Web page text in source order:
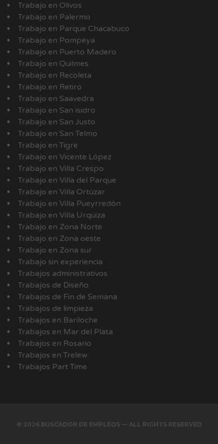
Trabajo en Olivos
Trabajo en Palermo
Trabajo en Parque Chacabuco
Trabajo en Pompeya
Trabajo en Puerto Madero
Trabajo en Quilmes
Trabajo en Recoleta
Trabajo en Retiro
Trabajo en Saavedra
Trabajo en San isidro
Trabajo en San Justo
Trabajo en San Telmo
Trabajo en Tigre
Trabajo en Vicente López
Trabajo en Villa Crespo
Trabajo en Villa del Parque
Trabajo en Villa Ortúzar
Trabajo en Villa Pueyrredón
Trabajo en Villa Urquiza
Trabajo en Zona Norte
Trabajo en Zona oeste
Trabajo en Zona sur
Trabajo sin experiencia
Trabajos administrativos
Trabajos de Diseño
Trabajos de Fin de Semana
Trabajos de limpieza
Trabajos en Bariloche
Trabajos en Mar del Plata
Trabajos en Rosario
Trabajos en Trelew
Trabajos Part Time
© 2026 BUSCADOR DE EMPLEOS — ALL RIGHTS RESERVED